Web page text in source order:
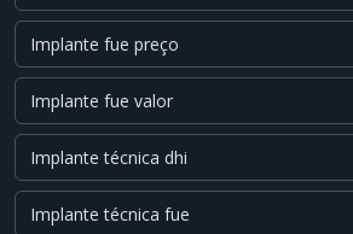
Implante fue preço
Implante fue valor
Implante técnica dhi
Implante técnica fue